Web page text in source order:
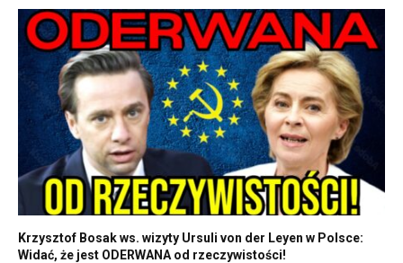
Krzysztof Bosak ws. wizyty Ursuli von der Leyen w Polsce:
Widać, że jest ODERWANA od rzeczywistości!